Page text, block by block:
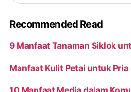
Recommended Read
9 Manfaat Tanaman Siklok
Manfaat Kulit Petai untuk Pria
10 Manfaat Media dalam